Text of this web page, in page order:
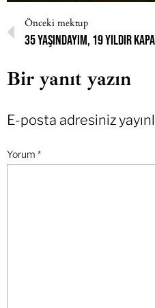
Önceki mektup
35 yaşındayım, 19 yıldır
Bir yanıt yazın
E-posta adresiniz
Yorum *